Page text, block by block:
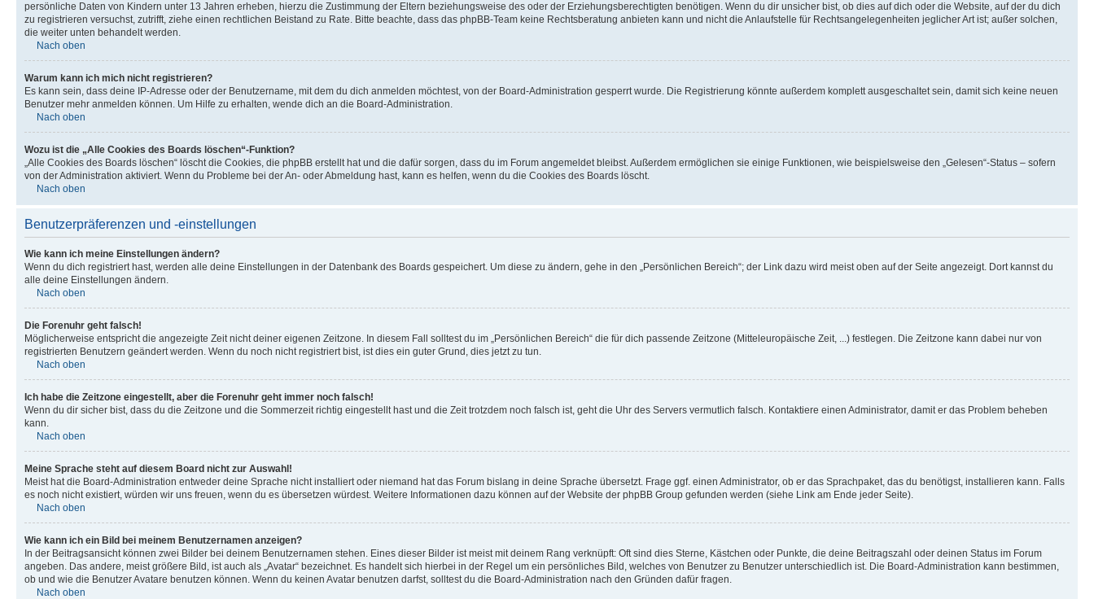
persönliche Daten von Kindern unter 13 Jahren erheben, hierzu die Zustimmung der Eltern beziehungsweise des oder der Erziehungsberechtigten benötigen. Wenn du dir unsicher bist, ob dies auf dich oder die Website, auf der du dich
zu registrieren versuchst, zutrifft, ziehe einen rechtlichen Beistand zu Rate. Bitte beachte, dass das phpBB-Team keine Rechtsberatung anbieten kann und nicht die Anlaufstelle für Rechtsangelegenheiten jeglicher Art ist; außer solchen,
die weiter unten behandelt werden.
Nach oben
Warum kann ich mich nicht registrieren?
Es kann sein, dass deine IP-Adresse oder der Benutzername, mit dem du dich anmelden möchtest, von der Board-Administration gesperrt wurde. Die Registrierung könnte außerdem komplett ausgeschaltet sein, damit sich keine neuen
Benutzer mehr anmelden können. Um Hilfe zu erhalten, wende dich an die Board-Administration.
Nach oben
Wozu ist die „Alle Cookies des Boards löschen“-Funktion?
„Alle Cookies des Boards löschen“ löscht die Cookies, die phpBB erstellt hat und die dafür sorgen, dass du im Forum angemeldet bleibst. Außerdem ermöglichen sie einige Funktionen, wie beispielsweise den „Gelesen“-Status – sofern
von der Administration aktiviert. Wenn du Probleme bei der An- oder Abmeldung hast, kann es helfen, wenn du die Cookies des Boards löscht.
Nach oben
Benutzerpräferenzen und -einstellungen
Wie kann ich meine Einstellungen ändern?
Wenn du dich registriert hast, werden alle deine Einstellungen in der Datenbank des Boards gespeichert. Um diese zu ändern, gehe in den „Persönlichen Bereich“; der Link dazu wird meist oben auf der Seite angezeigt. Dort kannst du
alle deine Einstellungen ändern.
Nach oben
Die Forenuhr geht falsch!
Möglicherweise entspricht die angezeigte Zeit nicht deiner eigenen Zeitzone. In diesem Fall solltest du im „Persönlichen Bereich“ die für dich passende Zeitzone (Mitteleuropäische Zeit, ...) festlegen. Die Zeitzone kann dabei nur von
registrierten Benutzern geändert werden. Wenn du noch nicht registriert bist, ist dies ein guter Grund, dies jetzt zu tun.
Nach oben
Ich habe die Zeitzone eingestellt, aber die Forenuhr geht immer noch falsch!
Wenn du dir sicher bist, dass du die Zeitzone und die Sommerzeit richtig eingestellt hast und die Zeit trotzdem noch falsch ist, geht die Uhr des Servers vermutlich falsch. Kontaktiere einen Administrator, damit er das Problem beheben
kann.
Nach oben
Meine Sprache steht auf diesem Board nicht zur Auswahl!
Meist hat die Board-Administration entweder deine Sprache nicht installiert oder niemand hat das Forum bislang in deine Sprache übersetzt. Frage ggf. einen Administrator, ob er das Sprachpaket, das du benötigst, installieren kann. Falls
es noch nicht existiert, würden wir uns freuen, wenn du es übersetzen würdest. Weitere Informationen dazu können auf der Website der phpBB Group gefunden werden (siehe Link am Ende jeder Seite).
Nach oben
Wie kann ich ein Bild bei meinem Benutzernamen anzeigen?
In der Beitragsansicht können zwei Bilder bei deinem Benutzernamen stehen. Eines dieser Bilder ist meist mit deinem Rang verknüpft: Oft sind dies Sterne, Kästchen oder Punkte, die deine Beitragszahl oder deinen Status im Forum
angeben. Das andere, meist größere Bild, ist auch als „Avatar“ bezeichnet. Es handelt sich hierbei in der Regel um ein persönliches Bild, welches von Benutzer zu Benutzer unterschiedlich ist. Die Board-Administration kann bestimmen,
ob und wie die Benutzer Avatare benutzen können. Wenn du keinen Avatar benutzen darfst, solltest du die Board-Administration nach den Gründen dafür fragen.
Nach oben